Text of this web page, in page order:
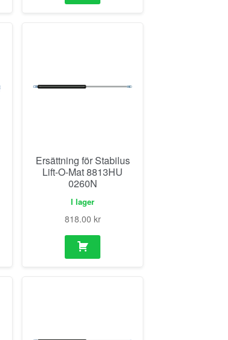
Ersättning för Stabilus
Lift-O-Mat 8813HU
0260N
I lager
818.00 kr